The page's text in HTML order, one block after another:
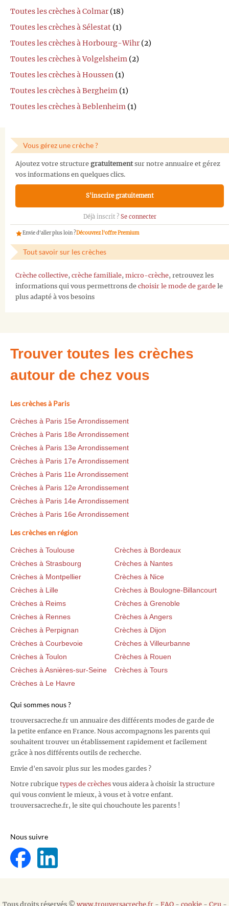
Toutes les crèches à Colmar (18)
Toutes les crèches à Sélestat (1)
Toutes les crèches à Horbourg-Wihr (2)
Toutes les crèches à Volgelsheim (2)
Toutes les crèches à Houssen (1)
Toutes les crèches à Bergheim (1)
Toutes les crèches à Beblenheim (1)
Vous gérez une crèche ?
Ajoutez votre structure gratuitementsur notre annuaire et gérez
vos informations en quelques clics.
S'inscrire gratuitement
Déjà inscrit ? Se connecter
Envie d'aller plus loin ?Découvrez l'offre Premium
Tout savoir sur les crèches
Crèche collective, crèche familiale, micro-crèche, retrouvez les
informations qui vous permettrons de choisir le mode de garde le
plus adapté à vos besoins
Trouver toutes les crèches
autour de chez vous
Les crèches à Paris
Crèches à Paris 15e Arrondissement
Crèches à Paris 18e Arrondissement
Crèches à Paris 13e Arrondissement
Crèches à Paris 17e Arrondissement
Crèches à Paris 11e Arrondissement
Crèches à Paris 12e Arrondissement
Crèches à Paris 14e Arrondissement
Crèches à Paris 16e Arrondissement
Les crèches en région
Crèches à Toulouse
Crèches à Bordeaux
Crèches à Strasbourg
Crèches à Nantes
Crèches à Montpellier
Crèches à Nice
Crèches à Lille
Crèches à Boulogne-Billancourt
Crèches à Reims
Crèches à Grenoble
Crèches à Rennes
Crèches à Angers
Crèches à Perpignan
Crèches à Dijon
Crèches à Courbevoie
Crèches à Villeurbanne
Crèches à Toulon
Crèches à Rouen
Crèches à Asnières-sur-Seine
Crèches à Tours
Crèches à Le Havre
Qui sommes nous ?
trouversacreche.fr un annuaire des différents modes de garde de
la petite enfance en France. Nous accompagnons les parents qui
souhaitent trouver un établissement rapidement et facilement
grâce à nos différents outils de recherche.
Envie d'en savoir plus sur les modes gardes ?
Notre rubrique types de crèches vous aidera à choisir la structure
qui vous convient le mieux, à vous et à votre enfant.
trouversacreche.fr, le site qui chouchoute les parents !
Nous suivre
Tous droits réservés © www.trouversacreche.fr- FAQ- cookie- Cgu -